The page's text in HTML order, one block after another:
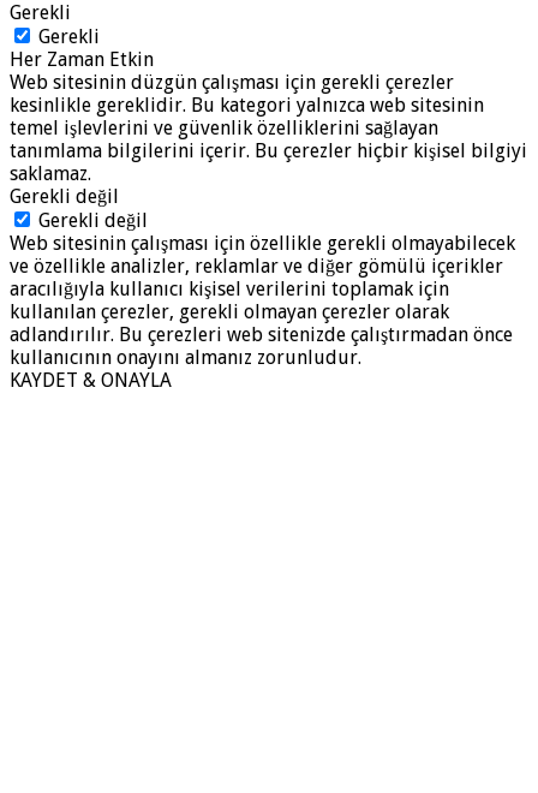
Gerekli
Gerekli
Her Zaman Etkin
Web sitesinin düzgün çalışması için gerekli çerezler
kesinlikle gereklidir. Bu kategori yalnızca web sitesinin
temel işlevlerini ve güvenlik özelliklerini sağlayan
tanımlama bilgilerini içerir. Bu çerezler hiçbir kişisel bilgiyi
saklamaz.
Gerekli değil
Gerekli değil
Web sitesinin çalışması için özellikle gerekli olmayabilecek
ve özellikle analizler, reklamlar ve diğer gömülü içerikler
aracılığıyla kullanıcı kişisel verilerini toplamak için
kullanılan çerezler, gerekli olmayan çerezler olarak
adlandırılır. Bu çerezleri web sitenizde çalıştırmadan önce
kullanıcının onayını almanız zorunludur.
KAYDET & ONAYLA